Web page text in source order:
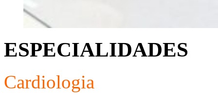
ESPECIALIDADES
Cardiologia